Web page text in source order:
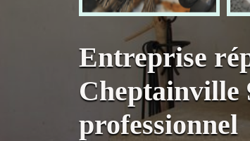
Entreprise
Cheptainville
professionnel